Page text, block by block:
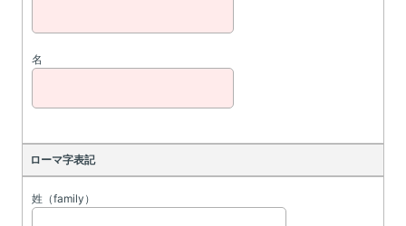
名
ローマ字表記
姓（family）